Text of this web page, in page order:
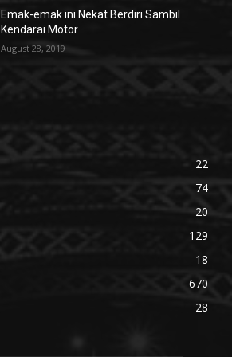
Emak-emak ini Nekat Berdiri Sambil
Kendarai Motor
August 28, 2019
22
74
20
129
18
670
28